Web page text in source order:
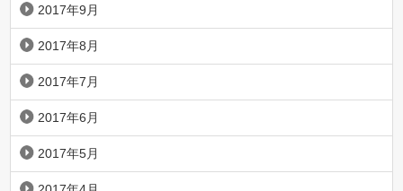
2017年9月
2017年8月
2017年7月
2017年6月
2017年5月